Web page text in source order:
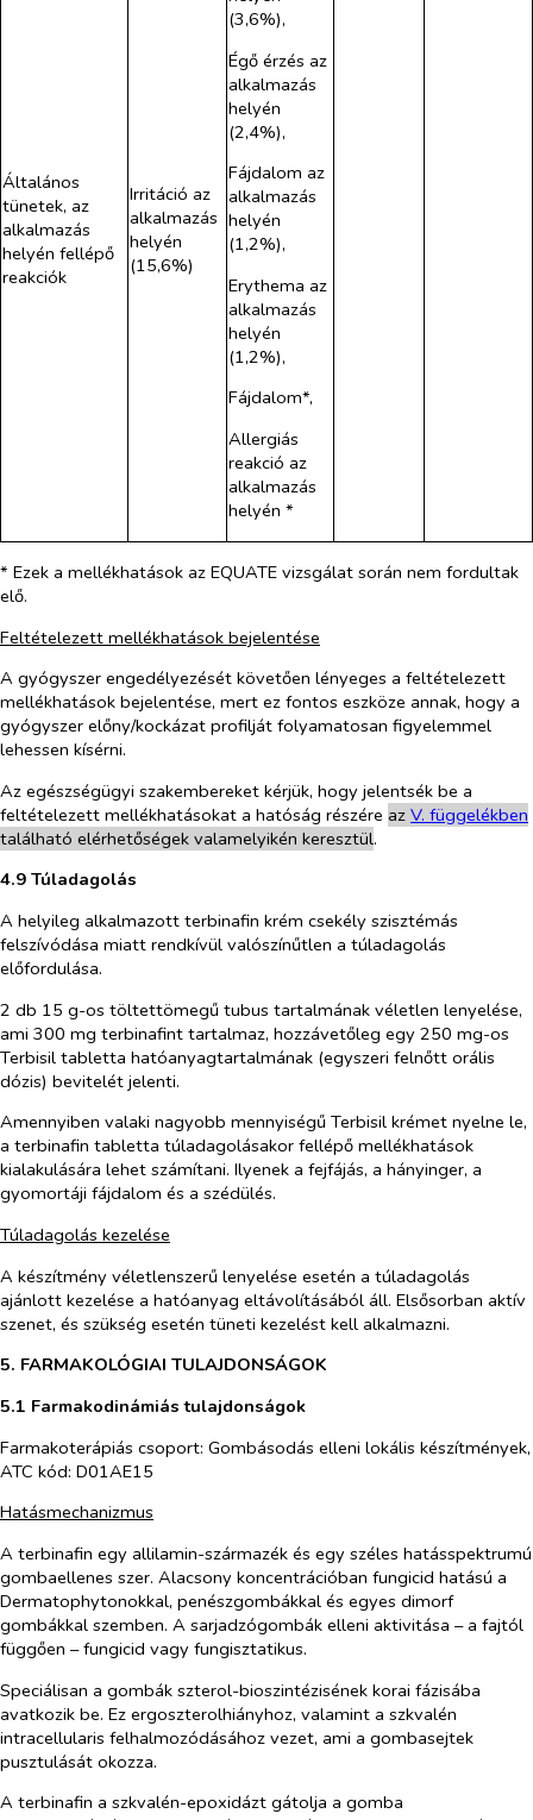
Általános
tünetek, az
alkalmazás
helyén fellépő
reakciók
Irritáció az
alkalmazás
helyén
(15,6%)
(3,6%),
Égő érzés az
alkalmazás
helyén
(2,4%),
Fájdalom az
alkalmazás
helyén
(1,2%),
Erythema az
alkalmazás
helyén
(1,2%),
Fájdalom*,
Allergiás
reakció az
alkalmazás
helyén *
* Ezek a mellékhatások az EQUATE vizsgálat során nem fordultak
elő.
Feltételezett mellékhatások bejelentése
A gyógyszer engedélyezését követően lényeges a feltételezett
mellékhatások bejelentése, mert ez fontos eszköze annak, hogy a
gyógyszer előny/kockázat profilját folyamatosan figyelemmel
lehessen kísérni.
Az egészségügyi szakembereket kérjük, hogy jelentsék be a
feltételezett mellékhatásokat a hatóság részére az V. függelékben
található elérhetőségek valamelyikén keresztül.
4.9 Túladagolás
A helyileg alkalmazott terbinafin krém csekély szisztémás
felszívódása miatt rendkívül valószínűtlen a túladagolás
előfordulása.
2 db 15 g-os töltettömegű tubus tartalmának véletlen lenyelése,
ami 300 mg terbinafint tartalmaz, hozzávetőleg egy 250 mg-os
Terbisil tabletta hatóanyagtartalmának (egyszeri felnőtt orális
dózis) bevitelét jelenti.
Amennyiben valaki nagyobb mennyiségű Terbisil krémet nyelne le,
a terbinafin tabletta túladagolásakor fellépő mellékhatások
kialakulására lehet számítani. Ilyenek a fejfájás, a hányinger, a
gyomortáji fájdalom és a szédülés.
Túladagolás kezelése
A készítmény véletlenszerű lenyelése esetén a túladagolás
ajánlott kezelése a hatóanyag eltávolításából áll. Elsősorban aktív
szenet, és szükség esetén tüneti kezelést kell alkalmazni.
5. FARMAKOLÓGIAI TULAJDONSÁGOK
5.1 Farmakodinámiás tulajdonságok
Farmakoterápiás csoport: Gombásodás elleni lokális készítmények,
ATC kód: D01AE15
Hatásmechanizmus
A terbinafin egy allilamin-származék és egy széles hatásspektrumú
gombaellenes szer. Alacsony koncentrációban fungicid hatású a
Dermatophytonokkal, penészgombákkal és egyes dimorf
gombákkal szemben. A sarjadzógombák elleni aktivitása – a fajtól
függően – fungicid vagy fungisztatikus.
Speciálisan a gombák szterol-bioszintézisének korai fázisába
avatkozik be. Ez ergoszterolhiányhoz, valamint a szkvalén
intracellularis felhalmozódásához vezet, ami a gombasejtek
pusztulását okozza.
A terbinafin a szkvalén-epoxidázt gátolja a gomba